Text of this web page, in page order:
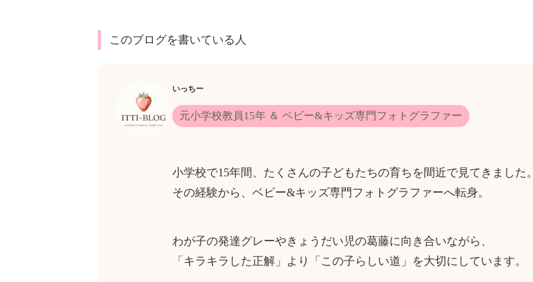
このブログを書いている人
いっちー
元小学校教員15年 ＆ ベビー&キッズ専門フォトグラファー
小学校で15年間、たくさんの子どもたちの育ちを間近で見てきました。
その経験から、ベビー&キッズ専門フォトグラファーへ転身。
わが子の発達グレーやきょうだい児の葛藤に向き合いながら、
「キラキラした正解」より「この子らしい道」を大切にしています。